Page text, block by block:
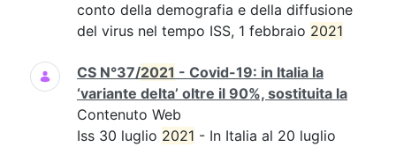
conto della demografia e della diffusione
del virus nel tempo ISS, 1 febbraio 2021
CS N°37/2021 - Covid-19: in Italia la
‘variante delta’ oltre il 90%, sostituita la
Contenuto Web
Iss 30 luglio 2021 - In Italia al 20 luglio